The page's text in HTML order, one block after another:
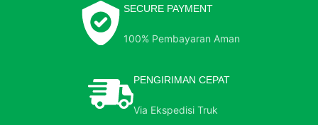
SECURE PAYMENT
100% Pembayaran Aman
PENGIRIMAN CEPAT
Via Ekspedisi Truk